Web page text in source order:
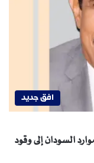
افق جديد
السودان إلى وقود